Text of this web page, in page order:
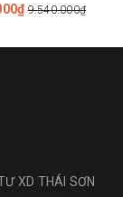
9.540.000₫
XD THÁI SƠN